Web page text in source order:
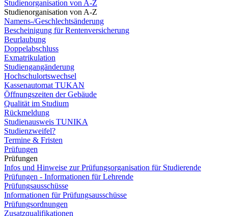
Studienorganisation von A-Z
Studienorganisation von A-Z
Namens-/Geschlechtsänderung
Bescheinigung für Rentenversicherung
Beurlaubung
Doppelabschluss
Exmatrikulation
Studiengangänderung
Hochschulortswechsel
Kassenautomat TUKAN
Öffnungszeiten der Gebäude
Qualität im Studium
Rückmeldung
Studienausweis TUNIKA
Studienzweifel?
Termine & Fristen
Prüfungen
Prüfungen
Infos und Hinweise zur Prüfungsorganisation für Studierende
Prüfungen - Informationen für Lehrende
Prüfungsausschüsse
Informationen für Prüfungsausschüsse
Prüfungsordnungen
Zusatzqualifikationen